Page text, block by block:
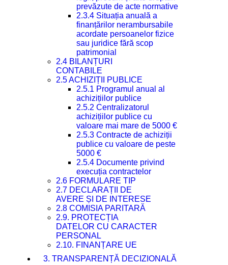
prevăzute de acte normative
2.3.4 Situația anuală a
finanțărilor nerambursabile
acordate persoanelor fizice
sau juridice fără scop
patrimonial
2.4 BILANȚURI
CONTABILE
2.5 ACHIZIȚII PUBLICE
2.5.1 Programul anual al
achizițiilor publice
2.5.2 Centralizatorul
achizițiilor publice cu
valoare mai mare de 5000 €
2.5.3 Contracte de achiziții
publice cu valoare de peste
5000 €
2.5.4 Documente privind
execuția contractelor
2.6 FORMULARE TIP
2.7 DECLARAȚII DE
AVERE ȘI DE INTERESE
2.8 COMISIA PARITARĂ
2.9. PROTECȚIA
DATELOR CU CARACTER
PERSONAL
2.10. FINANȚARE UE
3. TRANSPARENȚĂ DECIZIONALĂ